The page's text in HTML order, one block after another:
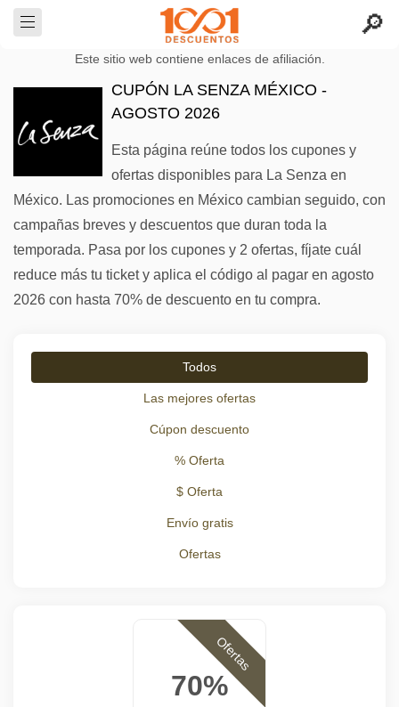
Este sitio web contiene enlaces de afiliación.
CUPÓN LA SENZA MÉXICO -
AGOSTO 2026
Esta página reúne todos los cupones y
ofertas disponibles para La Senza en
México. Las promociones en México cambian seguido, con
campañas breves y descuentos que duran toda la
temporada. Pasa por los cupones y 2 ofertas, fíjate cuál
reduce más tu ticket y aplica el código al pagar en agosto
2026 con hasta 70% de descuento en tu compra.
Todos
Las mejores ofertas
Cúpon descuento
% Oferta
$ Oferta
Envío gratis
Ofertas
70%
Ofertas